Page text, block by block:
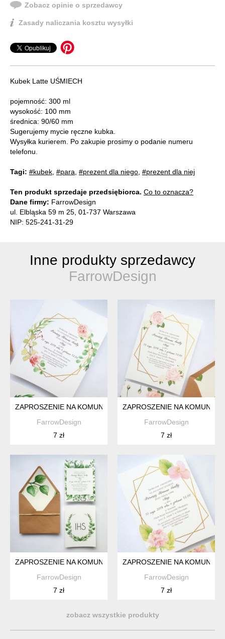
Zobacz opinie o sprzedawcy
Zasady naliczania kosztu wysyłki
Kubek Latte UŚMIECH
pojemność: 300 ml
wysokość: 100 mm
średnica: 90/60 mm
Sugerujemy mycie ręczne kubka.
Wysyłka kurierem. Po zakupie prosimy o podanie numeru
telefonu.
Tagi: #kubek #para #prezent dla niego #prezent dla niej
Ten produkt sprzedaje przedsiębiorca. Co to oznacza?
Dane firmy: FarrowDesign
ul. Elbląska 59 m 25, 01-737 Warszawa
NIP: 525-241-31-29
Inne produkty sprzedawcy
FarrowDesign
ZAPROSZENIE NA KOMUNIĘ ŚWIĘTĄ FD72
FarrowDesign
7 zł
ZAPROSZENIE NA KOMUNIĘ
FarrowDesign
7 zł
ZAPROSZENIE NA KOMUNIĘ ŚWIĘTĄ FD71
FarrowDesign
7 zł
ZAPROSZENIE NA KOMUNIĘ
FarrowDesign
7 zł
zobacz wszystkie produkty